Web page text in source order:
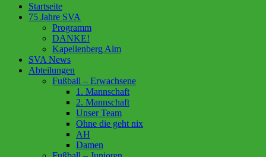
Startseite
75 Jahre SVA
Programm
DANKE!
Kapellenberg Alm
SVA News
Abteilungen
Fußball – Erwachsene
1. Mannschaft
2. Mannschaft
Unser Team
Ohne die geht nix
AH
Damen